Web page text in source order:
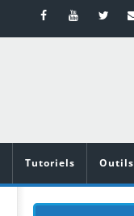
Tutoriels Outils